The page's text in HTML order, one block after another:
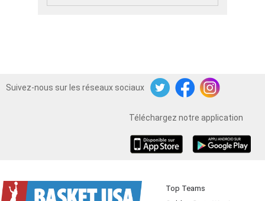
Suivez-nous sur les réseaux sociaux
TwitterFacebookInstagram
Téléchargez notre application
Top Teams